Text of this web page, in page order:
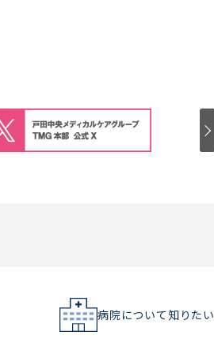
病院について知りたい